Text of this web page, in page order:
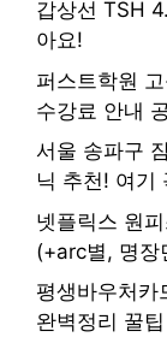
갑상선 TSH
아요!
퍼스트학원
수강료 안내
서울 송파구
닉 추천! 여기
넷플릭스 원
(+arc별, 명장
평생바우처카
완벽정리 꿀